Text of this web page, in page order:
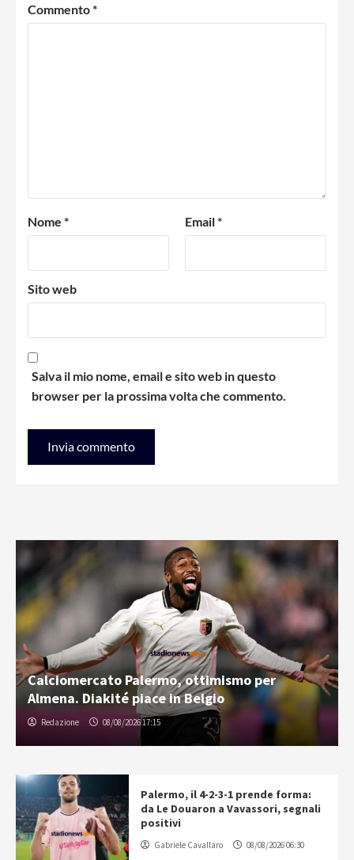
Commento*
Nome * Email*
Sito web
Salva il mio nome, email e sito web in questo
browser per la prossima volta che commento.
Calciomercato Palermo, ottimismo per
Almena. Diakité piace in Belgio
Redazione 08/08/2026 17:15
Palermo, il 4-2-3-1 prende forma:
da Le Douaron a Vavassori, segnali
positivi
Gabriele Cavallaro 08/08/2026 06:30